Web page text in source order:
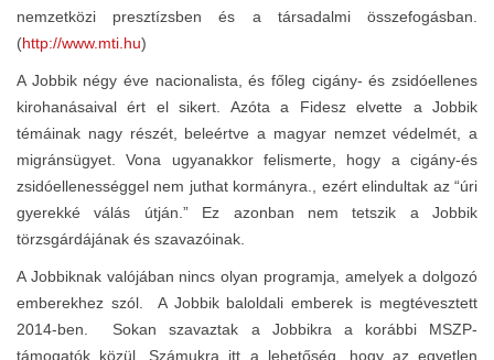
nemzetközi presztízsben és a társadalmi összefogásban.
(http://www.mti.hu)
A Jobbik négy éve nacionalista, és főleg cigány- és zsidóellenes
kirohanásaival ért el sikert. Azóta a Fidesz elvette a Jobbik
témáinak nagy részét, beleértve a magyar nemzet védelmét, a
migránsügyet. Vona ugyanakkor felismerte, hogy a cigány-és
zsidóellenességgel nem juthat kormányra., ezért elindultak az “úri
gyerekké válás útján.” Ez azonban nem tetszik a Jobbik
törzsgárdájának és szavazóinak.
A Jobbiknak valójában nincs olyan programja, amelyek a dolgozó
emberekhez szól. A Jobbik baloldali emberek is megtévesztett
2014-ben. Sokan szavaztak a Jobbikra a korábbi MSZP-
támogatók közül. Számukra itt a lehetőség, hogy az egyetlen